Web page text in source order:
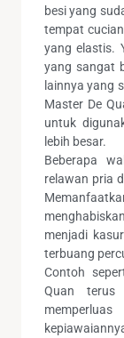
besi yang
tempat
yang elastis.
yang sangat
lainnya yang
Master De
untuk
lebih besar.
Beberapa
relawan pria
menjadi
terbuang
Contoh
Quan terus